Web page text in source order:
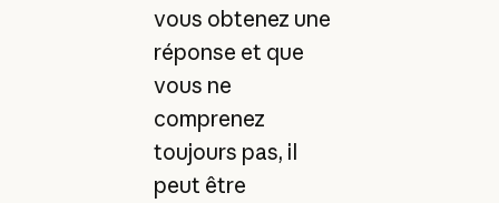
vous obtenez une
réponse et que
vous ne
comprenez
toujours pas, il
peut être